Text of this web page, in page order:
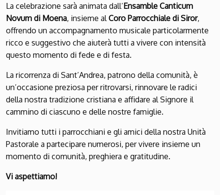
La celebrazione sarà animata dall’Ensamble Canticum
Novum di Moena, insieme al Coro Parrocchiale di Siror,
offrendo un accompagnamento musicale particolarmente
ricco e suggestivo che aiuterà tutti a vivere con intensità
questo momento di fede e di festa.
La ricorrenza di Sant’Andrea, patrono della comunità, è
un’occasione preziosa per ritrovarsi, rinnovare le radici
della nostra tradizione cristiana e affidare al Signore il
cammino di ciascuno e delle nostre famiglie.
Invitiamo tutti i parrocchiani e gli amici della nostra Unità
Pastorale a partecipare numerosi, per vivere insieme un
momento di comunità, preghiera e gratitudine.
Vi aspettiamo!